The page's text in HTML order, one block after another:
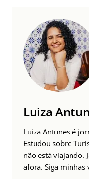
Luiza
Luiza Antunes é
Estudou sobre
não está viajando.
afora. Siga minhas